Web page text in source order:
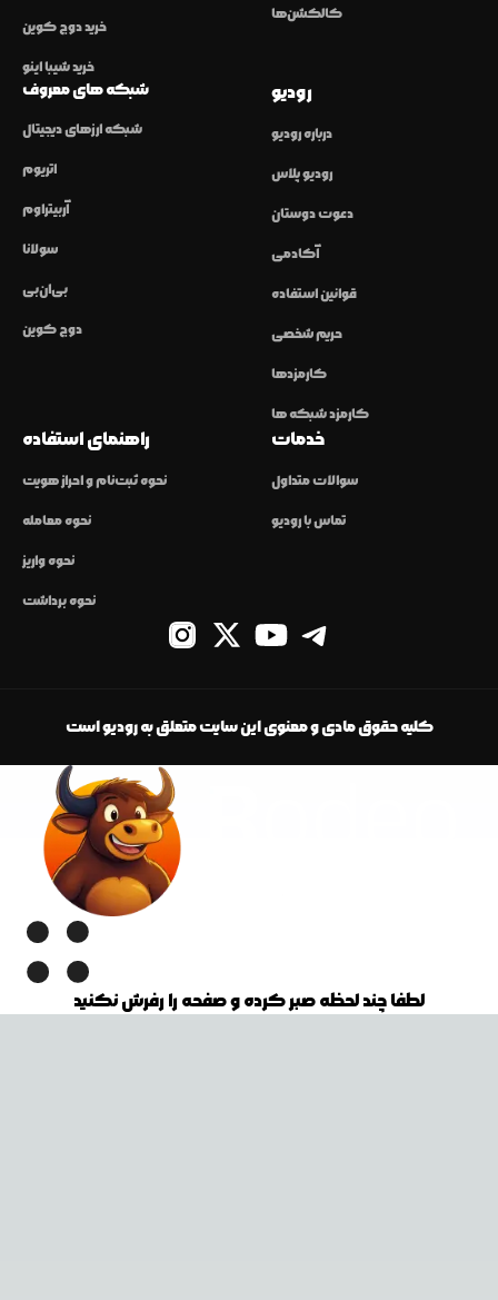
خرید دوج کوین
خرید شیبا اینو
کالکشن‌ها
شبکه های معروف
شبکه ارزهای دیجیتال
اتریوم
آربیتراوم
سولانا
بی‌ان‌بی
دوج کوین
رودیو
درباره رودیو
رودیو پلاس
دعوت دوستان
آکادمی
قوانین استفاده
حریم شخصی
کارمزدها
کارمزد شبکه ها
راهنمای استفاده
نحوه ثبت‌نام و احراز هویت
نحوه معامله
نحوه واریز
نحوه برداشت
خدمات
سوالات متداول
تماس با رودیو
کلیه حقوق مادی و معنوی این سایت متعلق به رودیو است
لطفا چند لحظه صبر کرده و صفحه را رفرش نکنید